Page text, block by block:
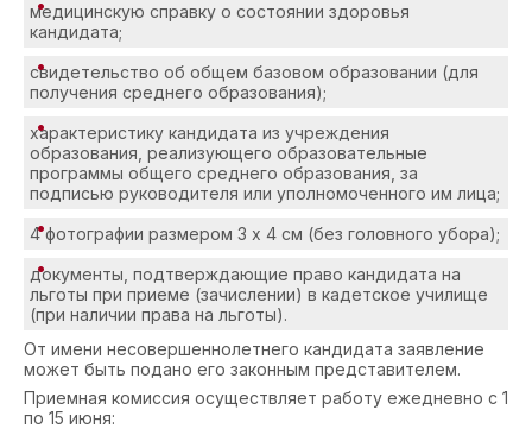
медицинскую справку о состоянии здоровья
кандидата;
свидетельство об общем базовом образовании (для
получения среднего образования);
характеристику кандидата из учреждения
образования, реализующего образовательные
программы общего среднего образования, за
подписью руководителя или уполномоченного им лица;
4 фотографии размером 3 х 4 см (без головного убора);
документы, подтверждающие право кандидата на
льготы при приеме (зачислении) в кадетское училище
(при наличии права на льготы).
От имени несовершеннолетнего кандидата заявление
может быть подано его законным представителем.
Приемная комиссия осуществляет работу ежедневно с 1
по 15 июня: